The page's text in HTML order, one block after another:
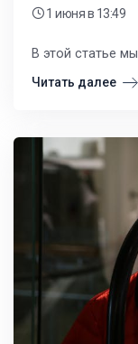
1 июняв 13:49
Читать далее